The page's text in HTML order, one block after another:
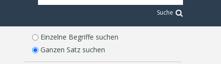
Suche
Einzelne Begriffe suchen
Ganzen Satz suchen